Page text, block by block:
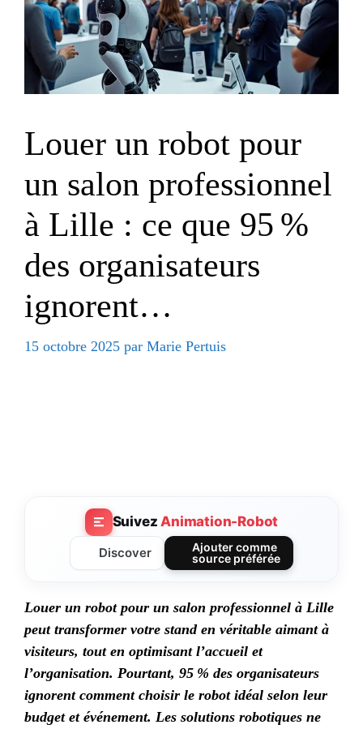
Louer un robot pour
un salon professionnel
à Lille : ce que 95 %
des organisateurs
ignorent…
15 octobre 2025 par Marie Pertuis
SuivezAnimation-Robot
Discover
Ajouter comme
source préférée
Louer un robot pour un salon professionnel à Lille
peut transformer votre stand en véritable aimant à
visiteurs, tout en optimisant l’accueil et
l’organisation. Pourtant, 95 % des organisateurs
ignorent comment choisir le robot idéal selon leur
budget et événement. Les solutions robotiques ne